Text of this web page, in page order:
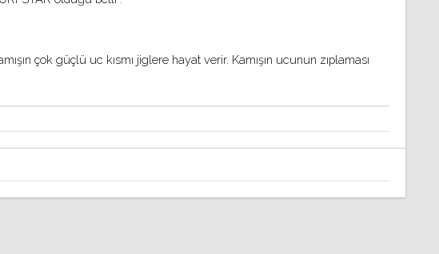
çok güçlü uc kısmı jiglere hayat verir. Kamışın ucunun zıplaması